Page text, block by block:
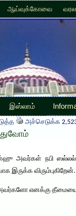
ஆய்வுக்கோவை
இஸ்லாம்
அச்செடுக்க
அவர்கள் நபி
இருக்க
எனக்கு